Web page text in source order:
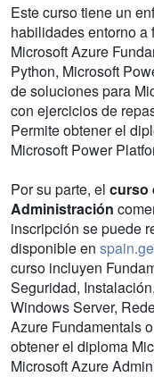
Este curso tiene un
habilidades entorno a
Microsoft Azure
Python, Microsoft
de soluciones para
con ejercicios de
Permite obtener el
Microsoft Power
Por su parte, el curso
Administración
inscripción se puede
disponible en
curso incluyen
Seguridad,
Windows Server,
Azure Fundamentals
obtener el diploma
Microsoft Azure